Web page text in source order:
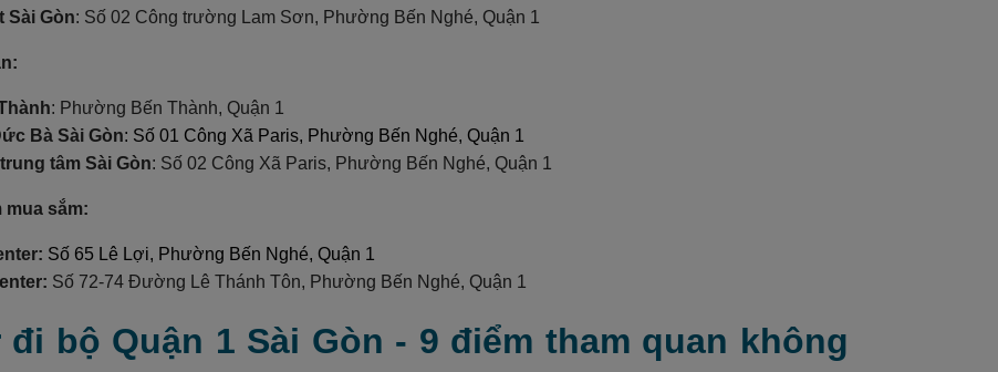
Sài Gòn: Số 02 Công trường Lam Sơn, Phường Bến Nghé, Quận 1
: Phường Bến Thành, Quận 1
Bà Sài Gòn: Số 01 Công Xã Paris, Phường Bến Nghé, Quận 1
tâm Sài Gòn: Số 02 Công Xã Paris, Phường Bến Nghé, Quận 1
mua sắm:
Số 65 Lê Lợi, Phường Bến Nghé, Quận 1
Số 72-74 Đường Lê Thánh Tôn, Phường Bến Nghé, Quận 1
đi bộ Quận 1 Sài Gòn - 9 điểm tham quan không